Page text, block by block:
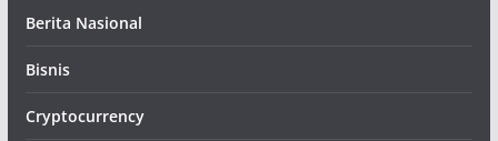
Berita Nasional
Bisnis
Cryptocurrency